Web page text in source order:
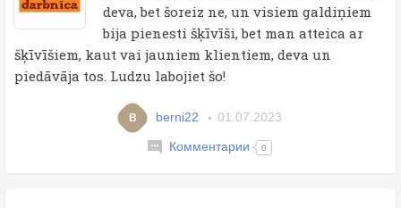
deva, bet šoreiz ne, un visiem galdiņiem
bija pienesti šķīvīši, bet man atteica ar
šķīvīšiem, kaut vai jauniem klientiem, deva un
piedāvāja tos. Ludzu labojiet šo!
B berni22 01.07.2023
Комментарии 0